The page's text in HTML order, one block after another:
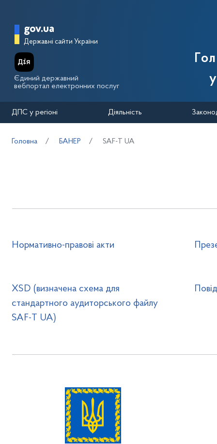
Головна сторінка Державної
gov.ua
Державні сайти України
Єдиний державний
вебпортал електронних послуг
ДПС у регіоні Діяльність
Головна БАНЕР SAF-T UA
Нормативно-правові акти
XSD (визначена схема для
стандартного аудиторського файлу
SAF-T UA)